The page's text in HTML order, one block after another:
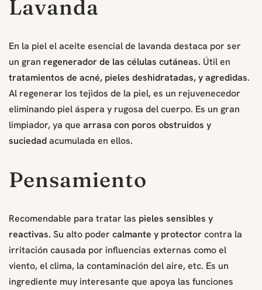
Lavanda
En la piel el aceite esencial de lavanda destaca por ser
un gran regenerador de las células cutáneas. Útil en
tratamientos de acné, pieles deshidratadas, y agredidas.
Al regenerar los tejidos de la piel, es un rejuvenecedor
eliminando piel áspera y rugosa del cuerpo. Es un gran
limpiador, ya que arrasa con poros obstruidos y
suciedadacumulada en ellos.
Pensamiento
Recomendable para tratar las pieles sensibles y
reactivas. Su alto podercalmante y protectorcontra la
irritación causada por influencias externas como el
viento, el clima, la contaminación del aire, etc. Es un
ingrediente muy interesante que apoya las funciones